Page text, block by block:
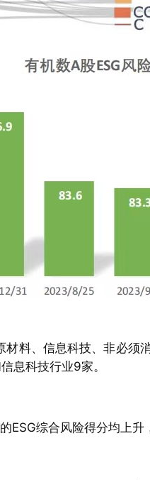
料、信息科技、非必
息科技行业9家。
综合风险得分均上